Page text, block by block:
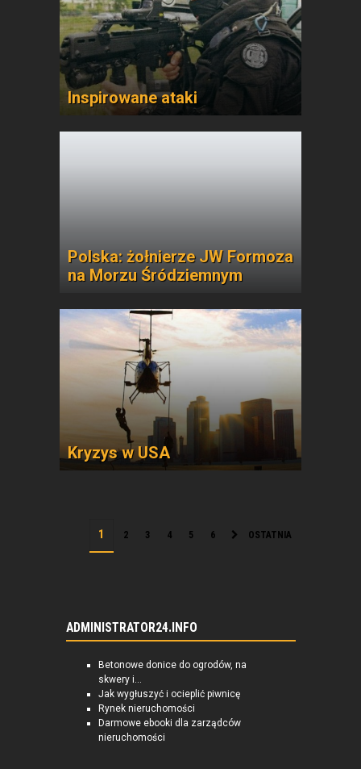
Inspirowane ataki
Polska: żołnierze JW Formoza
na Morzu Śródziemnym
Kryzys w USA
2 3 4 5 6 OSTATNIA
ADMINISTRATOR24.INFO
Betonowe donice do ogrodów, na
skwery i...
Jak wygłuszyć i ocieplić piwnicę
Rynek nieruchomości
Darmowe ebooki dla zarządców
nieruchomości